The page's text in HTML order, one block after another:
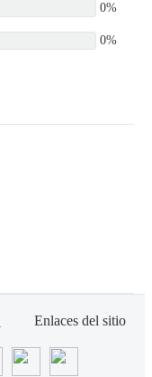
0%
0%
Enlaces del sitio